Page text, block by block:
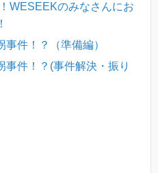
WESEEKのみなさんにお
事件！？（準備編）
事件！？(事件解決・振り